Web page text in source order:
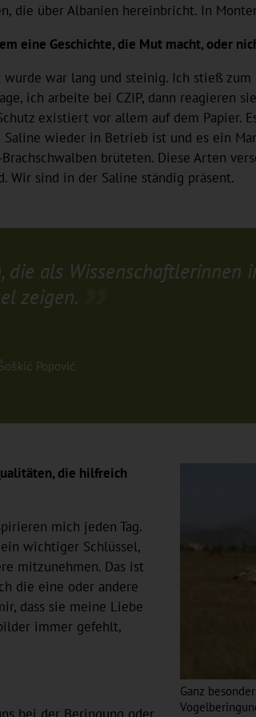
die über Albanien hereinbricht. In
eine Geschichte, die Mut macht, oder
war lang und steinig. Ich stieß zum
ich arbeite bei CZIP, dann reagieren
existiert vor allem auf dem Papier.
wieder in Betrieb ist und es ein
brüteten. Diese Arten
Wir sind in der Saline ständig präsent.
als Wissenschaftlerinnen
zeigen.
Popović
Ganz
die hilfreich
mich jeden Tag.
wichtiger Schlüssel,
mitzunehmen. Das ist
die eine oder andere
dass sie meine Liebe
immer gefehlt,